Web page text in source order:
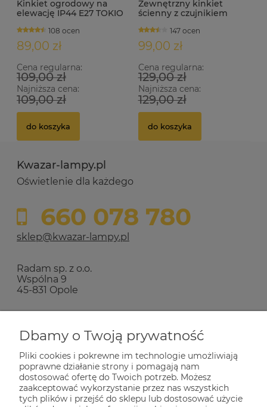
Kinkiet ogrodowy na
elewację IP44 E27 TOKIO
108 ocen
89,00 zł
Cena regularna:
109,00 zł
Najniższa cena:
109,00 zł
do koszyka
Zewnętrzny kinkiet
ścienny z czujnikiem
SNAPE-S147 ocen
99,00 zł
Cena regularna:
129,00 zł
Najniższa cena:
129,00 zł
do koszyka
Kwazar-lampy.pl
Oświetlenie dla każdego
660 078 780
sklep@kwazar-lampy.pl
Radam sp. z o.o.
Wspólna 9
45-831 Opole
Zakupy
Pomoc
Dla Ciebie
Dbamy o Twoją prywatność
Pliki cookies i pokrewne im technologie umożliwiają
poprawne działanie strony i pomagają nam
dostosować ofertę do Twoich potrzeb. Możesz
zaakceptować wykorzystanie przez nas wszystkich
tych plików i przejść do sklepu lub dostosować użycie